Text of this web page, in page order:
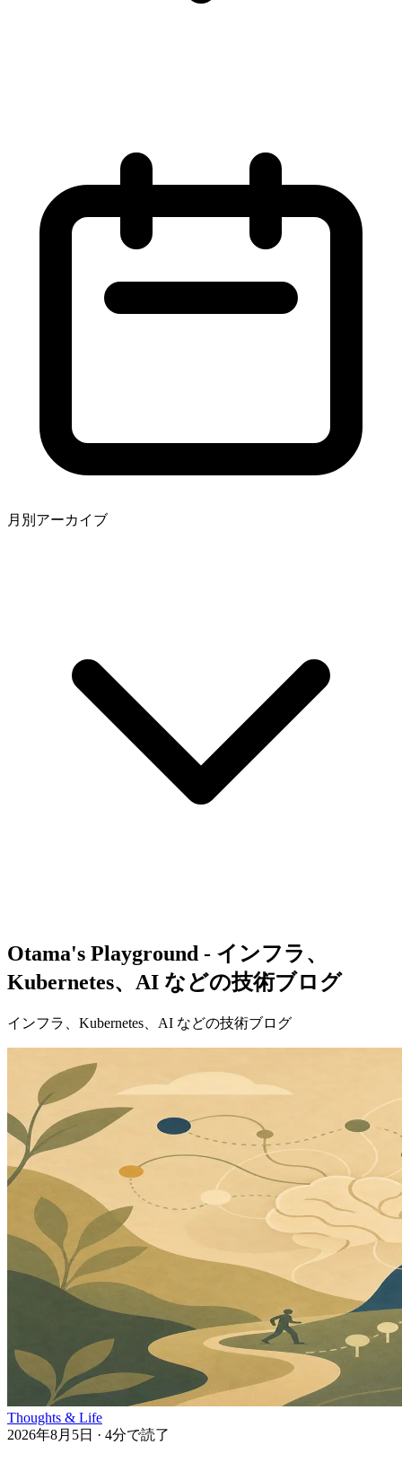
月別アーカイブ
Otama's Playground - インフラ、
Kubernetes、AI などの技術ブログ
インフラ、Kubernetes、AI などの技術ブログ
Thoughts & Life
2026年8月5日 · 4分で読了